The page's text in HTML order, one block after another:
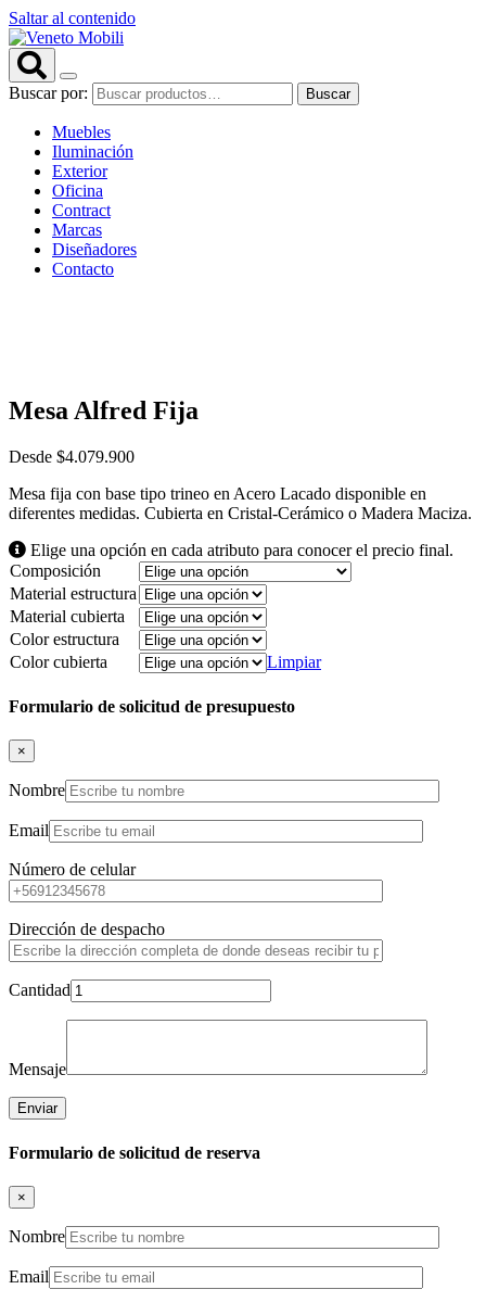
Saltar al contenido
Buscar por: Buscar
Muebles
Iluminación
Exterior
Oficina
Contract
Marcas
Diseñadores
Contacto
Mesa Alfred Fija
Desde $4.079.900
Mesa fija con base tipo trineo en Acero Lacado disponible en
diferentes medidas. Cubierta en Cristal-Cerámico o Madera Maciza.
Elige una opción en cada atributo para conocer el precio final.
Composición
Material estructura
Material cubierta
Color estructura
Color cubierta
Limpiar
Formulario de solicitud de presupuesto
×
Nombre
Email
Número de celular
Dirección de despacho
Cantidad
Mensaje
Formulario de solicitud de reserva
×
Nombre
Email